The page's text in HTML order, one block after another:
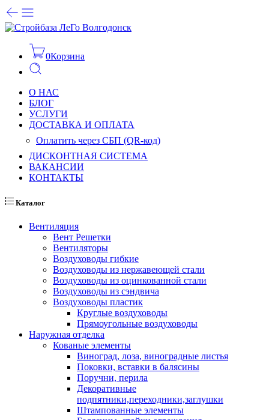
0Корзина
О НАС
БЛОГ
УСЛУГИ
ДОСТАВКА И ОПЛАТА
Оплатить через СБП (QR-код)
ДИСКОНТНАЯ СИСТЕМА
ВАКАНСИИ
КОНТАКТЫ
Каталог
Вентиляция
Вент Решетки
Вентиляторы
Воздуховоды гибкие
Воздуховоды из нержавеющей стали
Воздуховоды из оцинкованной стали
Воздуховоды из сэндвича
Воздуховоды пластик
Круглые воздуховоды
Прямоугольные воздуховоды
Наружная отделка
Кованые элементы
Виноград, лоза, виноградные листья
Поковки, вставки в балясины
Поручни, перила
Декоративные
подпятники,переходники,заглушки
Штампованные элементы